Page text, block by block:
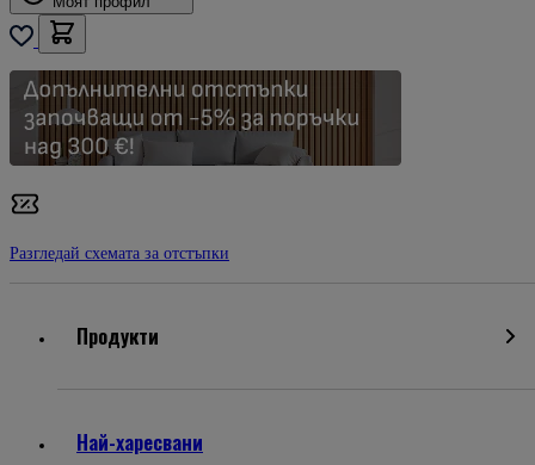
Разгледай схемата за отстъпки
Продукти
Най-харесвани